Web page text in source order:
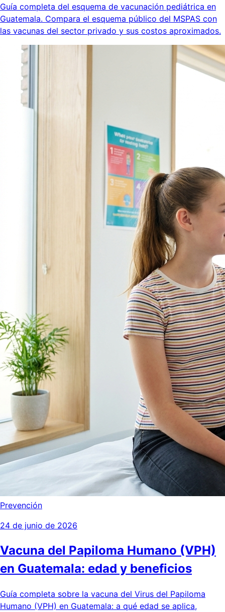
Guía completa del esquema de vacunación pediátrica en
Guatemala. Compara el esquema público del MSPAS con
las vacunas del sector privado y sus costos aproximados.
Prevención
24 de junio de 2026
Vacuna del Papiloma Humano (VPH)
en Guatemala: edad y beneficios
Guía completa sobre la vacuna del Virus del Papiloma
Humano (VPH) en Guatemala: a qué edad se aplica,